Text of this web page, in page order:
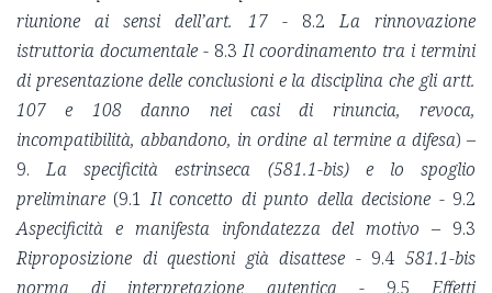
riunione ai sensi dell’art. 17 - 8.2La rinnovazione
istruttoria documentale - 8.3Il coordinamento tra i termini
di presentazione delle conclusioni e la disciplina che gli artt.
107 e 108 danno nei casi di rinuncia, revoca,
incompatibilità, abbandono, in ordine al termine a difesa) –
9.La specificità estrinseca (581.1-bis) e lo spoglio
preliminare (9.1Il concetto di punto della decisione - 9.2
Aspecificità e manifesta infondatezza del motivo– 9.3
Riproposizione di questioni già disattese - 9.4581.1-bis
norma di interpretazione autentica - 9.5Effetti